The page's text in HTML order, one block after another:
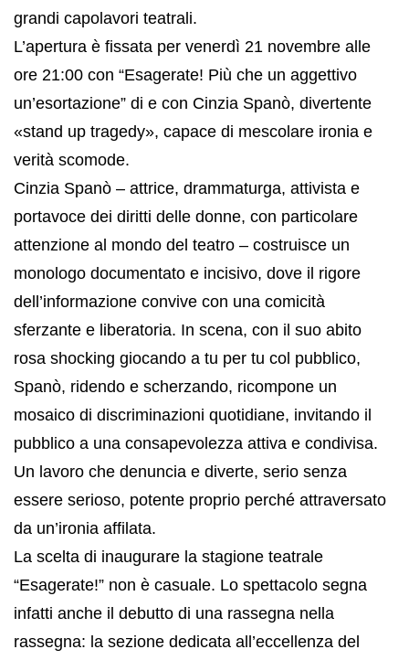
grandi capolavori teatrali.
L’apertura è fissata per venerdì 21 novembre alle
ore 21:00 con “Esagerate! Più che un aggettivo
un’esortazione” di e con Cinzia Spanò, divertente
«stand up tragedy», capace di mescolare ironia e
verità scomode.
Cinzia Spanò – attrice, drammaturga, attivista e
portavoce dei diritti delle donne, con particolare
attenzione al mondo del teatro – costruisce un
monologo documentato e incisivo, dove il rigore
dell’informazione convive con una comicità
sferzante e liberatoria. In scena, con il suo abito
rosa shocking giocando a tu per tu col pubblico,
Spanò, ridendo e scherzando, ricompone un
mosaico di discriminazioni quotidiane, invitando il
pubblico a una consapevolezza attiva e condivisa.
Un lavoro che denuncia e diverte, serio senza
essere serioso, potente proprio perché attraversato
da un’ironia affilata.
La scelta di inaugurare la stagione teatrale
“Esagerate!” non è casuale. Lo spettacolo segna
infatti anche il debutto di una rassegna nella
rassegna: la sezione dedicata all’eccellenza del